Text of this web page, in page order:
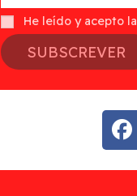
He leído y acepto la
SUBSCREVER